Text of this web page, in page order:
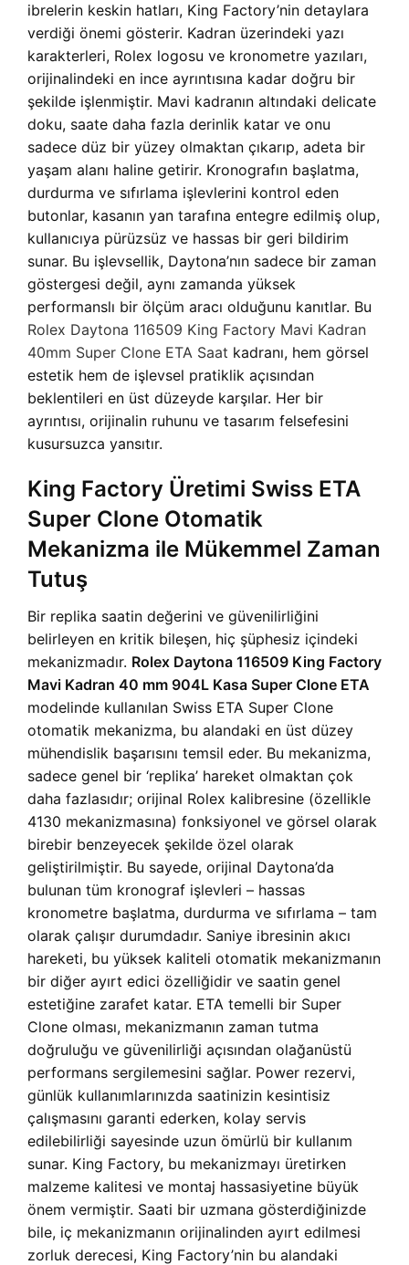
ibrelerin keskin hatları, King Factory’nin detaylara
verdiği önemi gösterir. Kadran üzerindeki yazı
karakterleri, Rolex logosu ve kronometre yazıları,
orijinalindeki en ince ayrıntısına kadar doğru bir
şekilde işlenmiştir. Mavi kadranın altındaki delicate
doku, saate daha fazla derinlik katar ve onu
sadece düz bir yüzey olmaktan çıkarıp, adeta bir
yaşam alanı haline getirir. Kronografın başlatma,
durdurma ve sıfırlama işlevlerini kontrol eden
butonlar, kasanın yan tarafına entegre edilmiş olup,
kullanıcıya pürüzsüz ve hassas bir geri bildirim
sunar. Bu işlevsellik, Daytona’nın sadece bir zaman
göstergesi değil, aynı zamanda yüksek
performanslı bir ölçüm aracı olduğunu kanıtlar. Bu
Rolex Daytona 116509 King Factory Mavi Kadran
40mm Super Clone ETA Saat kadranı, hem görsel
estetik hem de işlevsel pratiklik açısından
beklentileri en üst düzeyde karşılar. Her bir
ayrıntısı, orijinalin ruhunu ve tasarım felsefesini
kusursuzca yansıtır.
King Factory Üretimi Swiss ETA
Super Clone Otomatik
Mekanizma ile Mükemmel Zaman
Tutuş
Bir replika saatin değerini ve güvenilirliğini
belirleyen en kritik bileşen, hiç şüphesiz içindeki
mekanizmadır. Rolex Daytona 116509 King Factory
Mavi Kadran 40 mm 904L Kasa Super Clone ETA
modelinde kullanılan Swiss ETA Super Clone
otomatik mekanizma, bu alandaki en üst düzey
mühendislik başarısını temsil eder. Bu mekanizma,
sadece genel bir ‘replika’ hareket olmaktan çok
daha fazlasıdır; orijinal Rolex kalibresine (özellikle
4130 mekanizmasına) fonksiyonel ve görsel olarak
birebir benzeyecek şekilde özel olarak
geliştirilmiştir. Bu sayede, orijinal Daytona’da
bulunan tüm kronograf işlevleri – hassas
kronometre başlatma, durdurma ve sıfırlama – tam
olarak çalışır durumdadır. Saniye ibresinin akıcı
hareketi, bu yüksek kaliteli otomatik mekanizmanın
bir diğer ayırt edici özelliğidir ve saatin genel
estetiğine zarafet katar. ETA temelli bir Super
Clone olması, mekanizmanın zaman tutma
doğruluğu ve güvenilirliği açısından olağanüstü
performans sergilemesini sağlar. Power rezervi,
günlük kullanımlarınızda saatinizin kesintisiz
çalışmasını garanti ederken, kolay servis
edilebilirliği sayesinde uzun ömürlü bir kullanım
sunar. King Factory, bu mekanizmayı üretirken
malzeme kalitesi ve montaj hassasiyetine büyük
önem vermiştir. Saati bir uzmana gösterdiğinizde
bile, iç mekanizmanın orijinalinden ayırt edilmesi
zorluk derecesi, King Factory’nin bu alandaki